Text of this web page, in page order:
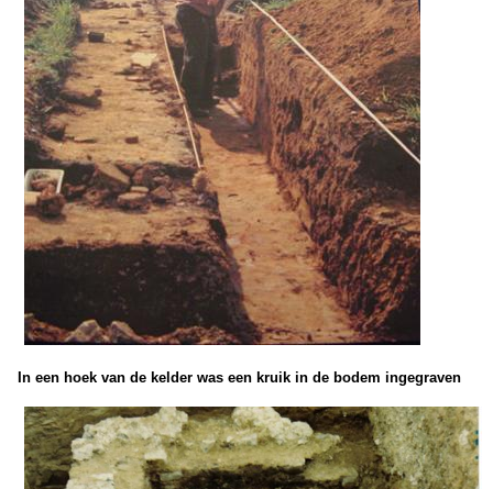
In een hoek van de kelder was een kruik in de bodem ingegraven